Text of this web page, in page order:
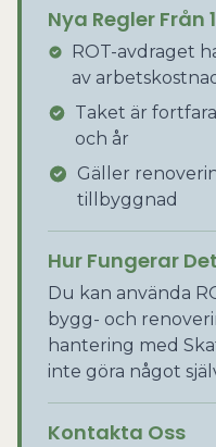
Nya Regler Från
ROT-avdraget
av
Taket är
och år
Gäller
tillbyggnad
Hur Fungerar
Du kan använda
bygg- och
hantering med
inte göra något
Kontakta Oss